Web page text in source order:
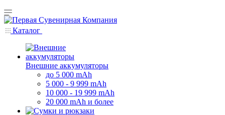
Каталог
Внешние аккумуляторы
до 5 000 mAh
5 000 - 9 999 mAh
10 000 - 19 999 mAh
20 000 mAh и более